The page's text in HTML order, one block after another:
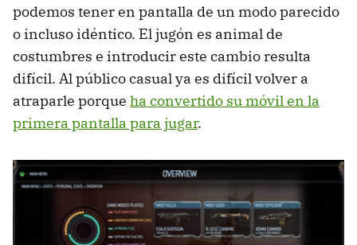
podemos tener en pantalla de un modo parecido
o incluso idéntico. El jugón es animal de
costumbres e introducir este cambio resulta
difícil. Al público casual ya es difícil volver a
atraparle porque ha convertido su móvil en la
primera pantalla para jugar.